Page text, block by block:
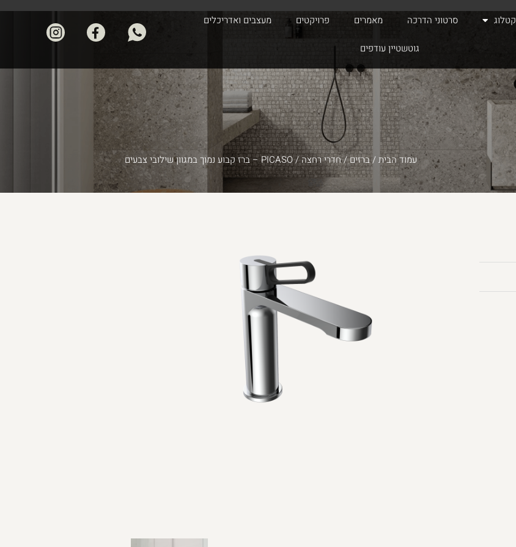
קטלוג סרטוני הדרכה מאמרים פרויקטים מעצבים ואדריכלים
גוטשטיין עודפים
עמוד הבית/ברזים/חדרי רחצה/ PICASO – ברז קבוע נמוך במגוון שילובי צבעים